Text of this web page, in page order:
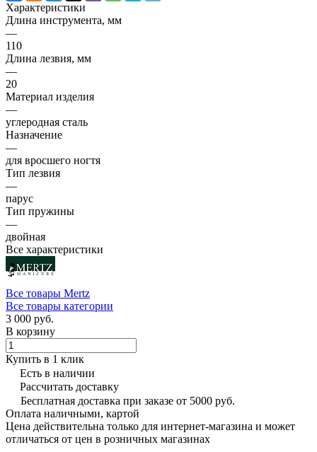
Характеристики
Длина инструмента, мм
—
110
Длина лезвия, мм
—
20
Материал изделия
—
углеродная сталь
Назначение
—
для вросшего ногтя
Тип лезвия
—
парус
Тип пружины
—
двойная
Все характеристики
Все товары Mertz
Все товары категории
3 000 руб.
В корзину
Купить в 1 клик
Есть в наличии
Рассчитать доставку
Бесплатная доставка при заказе от 5000 руб.
Оплата наличными, картой
Цена действительна только для интернет-магазина и может
отличаться от цен в розничных магазинах